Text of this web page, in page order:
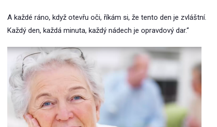
A každé ráno, když otevřu oči, říkám si, že tento den je zvláštní.
Každý den, každá minuta, každý nádech je opravdový dar.“